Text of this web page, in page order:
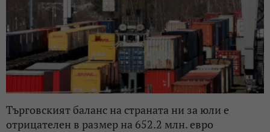
Търговският баланс на страната ни за юли е
отрицателен в размер на 652.2 млн. евро